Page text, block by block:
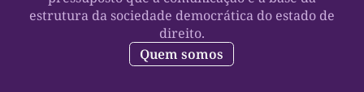
estrutura da sociedade democrática do estado de
direito.
Quem somos